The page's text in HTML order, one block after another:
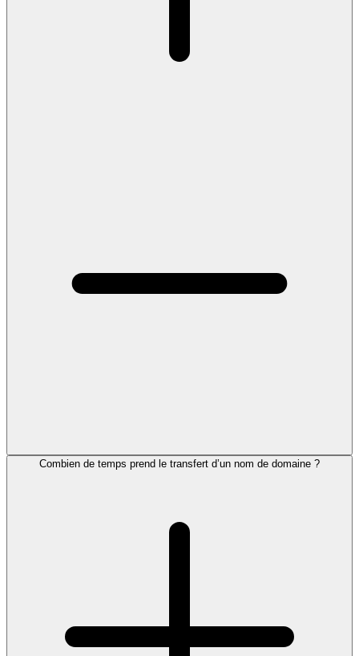
Combien de temps prend le transfert d’un nom de domaine ?